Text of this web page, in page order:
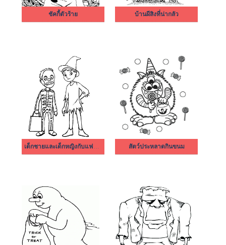
ชัคกี้ตัวร้าย บ้านผีสิงที่น่ากลัว
เด็กชายและเด็กหญิงกับแฟนตาซี สัตว์ประหลาดกินขนม